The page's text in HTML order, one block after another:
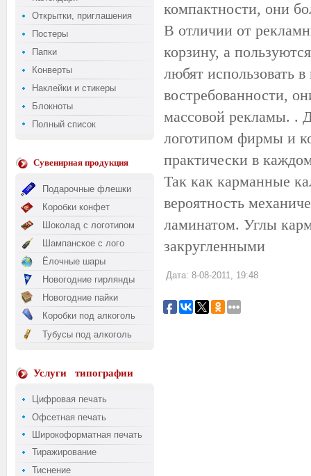
Открытки, приглашения
Постеры
Папки
Конверты
Наклейки и стикеры
Блокноты
Полный список
Сувенирная продукция
Подарочные флешки
Коробки конфет
Шоколад с логотипом
Шампанское с лого
Ёлочные шары
Новогодние гирлянды
Новогодние пайки
Коробки под алкоголь
Тубусы под алкоголь
Услуги типографии
Цифровая печать
Офсетная печать
Широкоформатная печать
Тиражирование
Тиснение
компактности, они
В отличии от
корзину, а
любят использовать
востребованности,
массовой рекламы. .
логотипом фирмы и
практически в
Так как карманные
вероятность
ламинатом. Углы
закругленными
Дата: 8-08-2011, 19:48